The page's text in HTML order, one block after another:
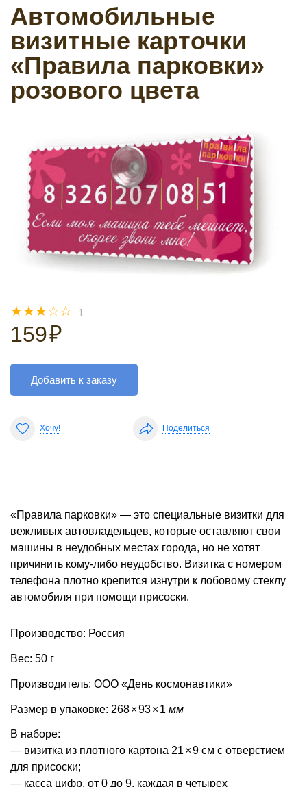
Автомобильные
визитные карточки
«Правила парковки»
розового цвета
☆
☆
☆
☆
☆ 1
159₽
Добавить к заказу
Хочу! Поделиться
«Правила парковки» — это специальные визитки для
вежливых автовладельцев, которые оставляют свои
машины в неудобных местах города, но не хотят
причинить кому-либо неудобство. Визитка с номером
телефона плотно крепится изнутри к лобовому стеклу
автомобиля при помощи присоски.
Производство: Россия
Вес: 50 г
Производитель: ООО «День космонавтики»
Размер в упаковке: 268×93× 1 мм
В наборе:
— визитка из плотного картона 21 ×9 см с отверстием
для присоски;
— касса цифр, от 0 до 9, каждая в четырех